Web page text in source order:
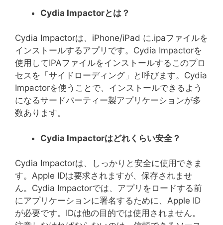
Cydia Impactorとは？
Cydia Impactorは、iPhone/iPad に.ipaファイルを
インストールするアプリです。Cydia Impactorを
使用してIPAファイルをインストールするこのプロ
セスを「サイドローディング」と呼びます。Cydia
Impactorを使うことで、インストールできるよう
になるサードパーティー製アプリケーションが多
数あります。
Cydia Impactorはどれくらい安全？
Cydia Impactorは、しっかりと安全に使用できま
す。Apple IDは要求されますが、保存されませ
ん。Cydia Impactorでは、アプリをロードする前
にアプリケーションに署名するために、Apple ID
が必要です。IDは他の目的では使用されません。